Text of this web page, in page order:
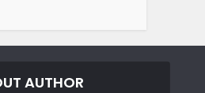
AUTHOR